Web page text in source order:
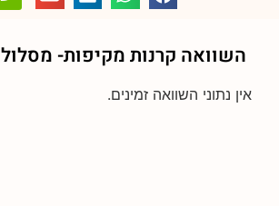
השוואה קרנות מקיפות- מסלול
אין נתוני השוואה זמינים.